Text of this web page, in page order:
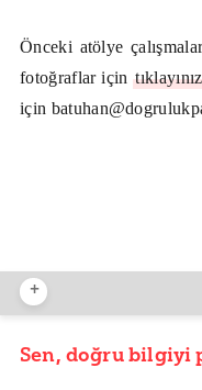
Önceki atölye
fotoğraflar içintıklayınız
için
+
YAYIN TARİHİ
Sen, doğru bilgiyi